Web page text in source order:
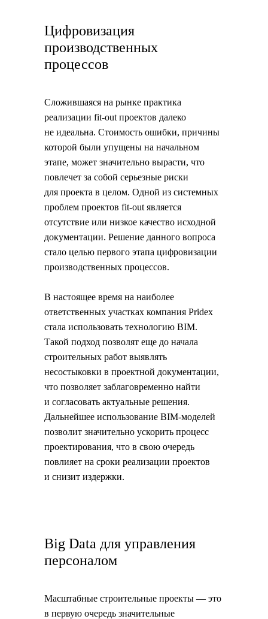
Цифровизация
производственных
процессов
Сложившаяся на рынке практика
реализации fit-out проектов далеко
не идеальна. Стоимость ошибки, причины
которой были упущены на начальном
этапе, может значительно вырасти, что
повлечет за собой серьезные риски
для проекта в целом. Одной из системных
проблем проектов fit-out является
отсутствие или низкое качество исходной
документации. Решение данного вопроса
стало целью первого этапа цифровизации
производственных процессов.
В настоящее время на наиболее
ответственных участках компания Pridex
стала использовать технологию BIM.
Такой подход позволят еще до начала
строительных работ выявлять
несостыковки в проектной документации,
что позволяет заблаговременно найти
и согласовать актуальные решения.
Дальнейшее использование BIM-моделей
позволит значительно ускорить процесс
проектирования, что в свою очередь
повлияет на сроки реализации проектов
и снизит издержки.
Big Data для управления
персоналом
Масштабные строительные проекты — это
в первую очередь значительные